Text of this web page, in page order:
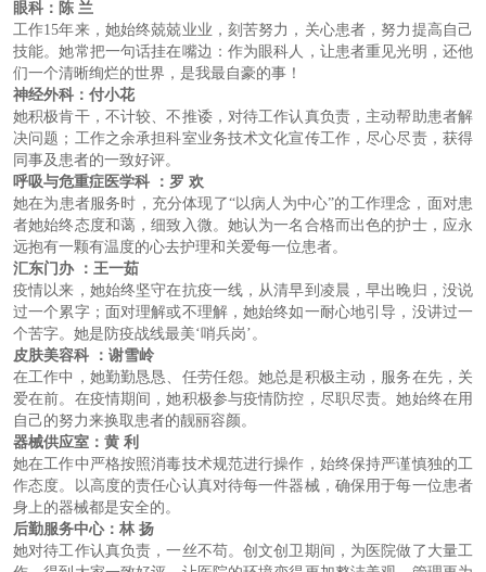
眼科：陈 兰
工作15年来，她始终兢兢业业，刻苦努力，关心患者，努力提高自己
技能。她常把一句话挂在嘴边：作为眼科人，让患者重见光明，还他
们一个清晰绚烂的世界，是我最自豪的事！
神经外科：付小花
她积极肯干，不计较、不推诿，对待工作认真负责，主动帮助患者解
决问题；工作之余承担科室业务技术文化宣传工作，尽心尽责，获得
同事及患者的一致好评。
呼吸与危重症医学科
：罗 欢
她在为患者服务时，充分体现了“以病人为中心”的工作理念，面对患
者她始终态度和蔼，细致入微。她认为一名合格而出色的护士，应永
远抱有一颗有温度的心去护理和关爱每一位患者。
汇东门办
：王一茹
疫情以来，她始终坚守在抗疫一线，从清早到凌晨，早出晚归，没说
过一个累字；面对理解或不理解，她始终如一耐心地引导，没讲过一
个苦字。她是防疫战线最美‘哨兵岗’。
皮肤美容科
：谢雪岭
在工作中，她勤勤恳恳、任劳任怨。她总是积极主动，服务在先，关
爱在前。在疫情期间，她积极参与疫情防控，尽职尽责。她始终在用
自己的努力来换取患者的靓丽容颜。
器械供应室：黄 利
她在工作中严格按照消毒技术规范进行操作，始终保持严谨慎独的工
作态度。以高度的责任心认真对待每一件器械，确保用于每一位患者
身上的器械都是安全的。
后勤服务中心：林 扬
她对待工作认真负责，一丝不苟。创文创卫期间，为医院做了大量工